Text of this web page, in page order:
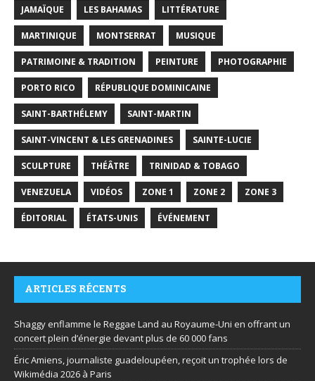
JAMAÏQUE LES BAHAMAS LITTÉRATURE
MARTINIQUE MONTSERRAT MUSIQUE
PATRIMOINE & TRADITION PEINTURE PHOTOGRAPHIE
PORTO RICO RÉPUBLIQUE DOMINICAINE
SAINT-BARTHÉLEMY SAINT-MARTIN
SAINT-VINCENT & LES GRENADINES SAINTE-LUCIE
SCULPTURE THÉÂTRE TRINIDAD & TOBAGO
VENEZUELA VIDÉOS ZONE 1 ZONE 2 ZONE 3
ÉDITORIAL ÉTATS-UNIS ÉVÉNEMENT
ARTICLES RÉCENTS
Shaggy enflamme le Reggae Land au Royaume-Uni en offrant un
concert plein d’énergie devant plus de 60 000 fans
Éric Amiens, journaliste guadeloupéen, reçoit un trophée lors de
Wikimédia 2026 à Paris